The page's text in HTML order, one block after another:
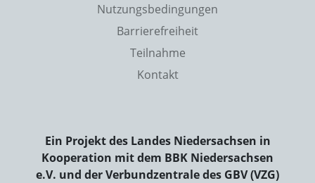
Nutzungsbedingungen
Barrierefreiheit
Teilnahme
Kontakt
Ein Projekt des Landes Niedersachsen in
Kooperation mit dem BBK Niedersachsen
e.V. und der Verbundzentrale des GBV (VZG)